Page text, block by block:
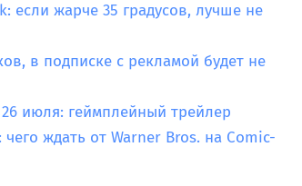
если жарче 35 градусов, лучше не
в подписке с рекламой будет не
26 июля: геймплейный трейлер
ждать от Warner Bros. на Comic-